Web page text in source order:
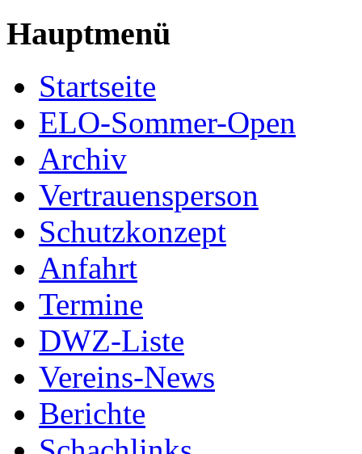
Hauptmenü
Startseite
ELO-Sommer-Open
Archiv
Vertrauensperson
Schutzkonzept
Anfahrt
Termine
DWZ-Liste
Vereins-News
Berichte